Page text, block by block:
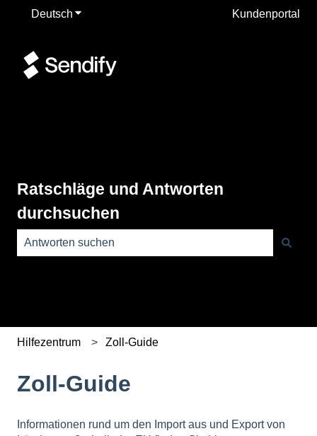
Deutsch Untermenü für Übersetzungen anzeigen
Kundenportal
Ratschläge und Antworten
durchsuchen
Hilfezentrum Zoll-Guide
Zoll-Guide
Informationen rund um den Import aus und Export von